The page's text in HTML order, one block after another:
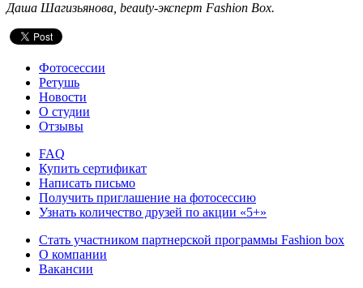
Даша Шагизьянова, beauty-эксперт Fashion Box.
Фотосессии
Ретушь
Новости
О студии
Отзывы
FAQ
Купить сертификат
Написать письмо
Получить приглашение на фотосессию
Узнать количество друзей по акции «5+»
Стать участником партнерской программы Fashion box
О компании
Вакансии